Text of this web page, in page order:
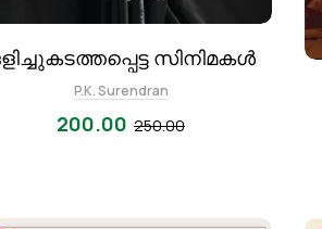
സിനിമകൾ
P.K. Surendran
250.00
200.00